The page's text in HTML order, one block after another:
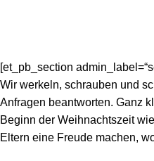
[et_pb_section
Wir werkeln, schrauben und
Anfragen beantworten. Ganz
Beginn der Weihnachtszeit
Eltern eine Freude machen,